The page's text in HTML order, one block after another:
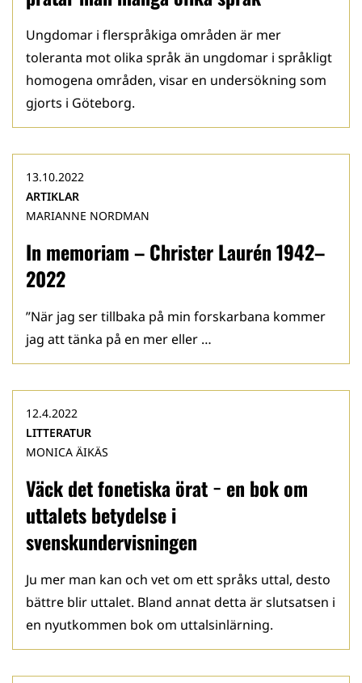
Ungdomar i flerspråkiga områden är mer
toleranta mot olika språk än ungdomar i språkligt
homogena områden, visar en undersökning som
gjorts i Göteborg.
In memoriam – Christer Laurén 1942–
2022
13.10.2022
ARTIKLAR
MARIANNE NORDMAN
”När jag ser tillbaka på min forskarbana kommer
jag att tänka på en mer eller …
Väck det fonetiska örat − en bok om
uttalets betydelse i
svenskundervisningen
12.4.2022
LITTERATUR
MONICA ÄIKÄS
Ju mer man kan och vet om ett språks uttal, desto
bättre blir uttalet. Bland annat detta är slutsatsen i
en nyutkommen bok om uttalsinlärning.